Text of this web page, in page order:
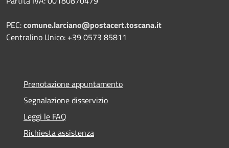
PEC:comune.larciano@postacert.toscana.it
Centralino Unico: +39 0573 85811
Prenotazione appuntamento
Segnalazione disservizio
Leggi le FAQ
Richiesta assistenza